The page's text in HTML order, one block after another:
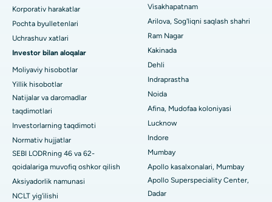
Vijay Nagar, Indoredagi eng yaxshi shifoxona
Suryaraopeta Main Road, Kakinadadagi eng yaxshi kasalxona
Kalkutta shahridagi Kanal aylanma yo'lidagi eng yaxshi
shifoxona
CBD Belapur, Navi Mumbaydagi eng yaxshi shifoxona
Panchavati, Nashikdagi eng yaxshi shifoxona
Sekunderabad, Haydaroboddagi eng yaxshi shifoxona
Seshadripuramdagi eng yaxshi kasalxona, Bangalor
Waltair Main Road, Visakhapatnamdagi eng yaxshi shifoxona
Paratiroidektomiya
Sitoreduktiv jarrohlik
Seramika bilan umumiy tizzani almashtirish
ERCP
Korporativ harakatlar
Pochta byulletenlari
Uchrashuv xatlari
Investor bilan aloqalar
Moliyaviy hisobotlar
Yillik hisobotlar
Natijalar va daromadlar
taqdimotlari
Investorlarning taqdimoti
Normativ hujjatlar
SEBI LODRning 46 va 62-
qoidalariga muvofiq oshkor qilish
Aksiyadorlik namunasi
NCLT yig'ilishi
Visakhapatnam
Arilova, Sog'liqni saqlash shahri
Ram Nagar
Kakinada
Dehli
Indraprastha
Noida
Afina, Mudofaa koloniyasi
Lucknow
Indore
Mumbay
Apollo kasalxonalari, Mumbay
Apollo Superspeciality Center,
Dadar